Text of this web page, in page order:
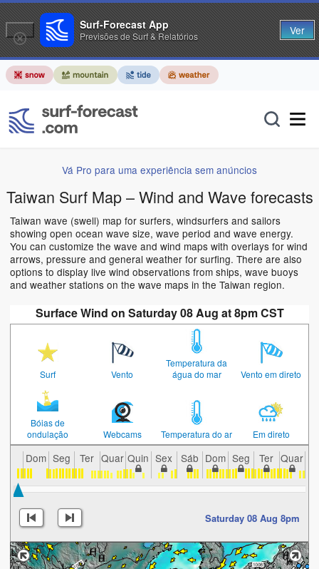
Vá Pro para uma experiência sem anúncios
Taiwan Surf Map – Wind and Wave forecasts
Taiwan wave (swell) map for surfers, windsurfers and sailors
showing open ocean wave size, wave period and wave energy.
You can customize the wave and wind maps with overlays for wind
arrows, pressure and general weather for surfing. There are also
options to display live wind observations from ships, wave buoys
and weather stations on the wave maps in the Taiwan region.
Surface Wind on Saturday 08 Aug at 8pm CST
Surf Vento
Temperatura da
água do mar
Vento em direto
Bóias de
ondulação
Webcams Temperatura do ar Em direto
Dom Seg Ter Quar Quin Sex Sáb Dom Seg Ter Quar
Saturday 08 Aug 8pm
Surf-Forecast App
Previsões de Surf & Relatórios Ver